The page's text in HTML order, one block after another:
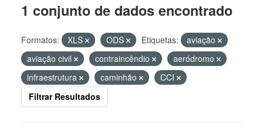
1 conjunto de dados encontrado
Formatos: XLS ODS Etiquetas:
aviação
aviação civil
contraincêndio
aeródromo
infraestrutura
caminhão
CCI
Filtrar Resultados